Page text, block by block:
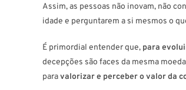
Assim, as pessoas não inovam, não
idade e perguntarem a si mesmos o
É primordial entender que, para
decepções são faces da mesma
paravalorizar e perceber o valor da